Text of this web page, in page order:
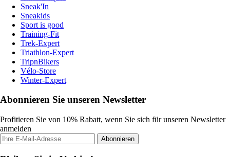
Sneak'In
Sneakids
Sport is good
Training-Fit
Trek-Expert
Triathlon-Expert
TripnBikers
Vélo-Store
Winter-Expert
Abonnieren Sie unseren Newsletter
Profitieren Sie von 10% Rabatt, wenn Sie sich für unseren Newsletter
anmelden
Abonnieren